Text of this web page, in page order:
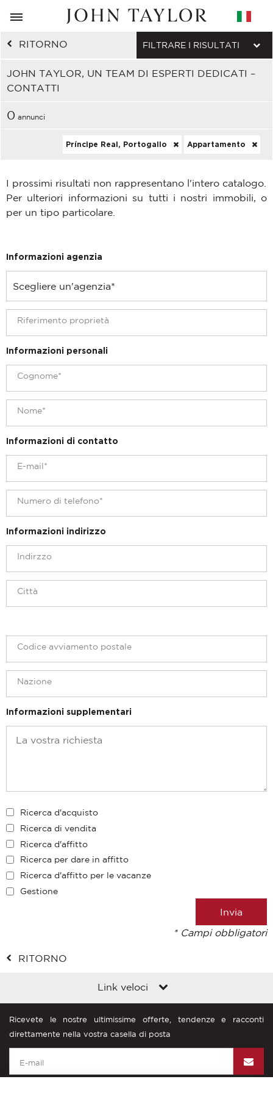
RITORNO
JOHN TAYLOR, UN TEAM DI ESPERTI DEDICATI –
CONTATTI
FILTRARE I RISULTATI
0 annunci
Príncipe Real, Portogallo Appartamento
I prossimi risultati non rappresentano l'intero catalogo.
Per ulteriori informazioni su tutti i nostri immobili, o
per un tipo particolare.
Informazioni agenzia
Informazioni personali
Informazioni di contatto
Informazioni indirizzo
Informazioni supplementari
Ricerca d'acquisto
Ricerca di vendita
Ricerca d'affitto
Ricerca per dare in affitto
Ricerca d'affitto per le vacanze
Gestione
* Campi obbligatori
RITORNO
Link veloci
Ricevete le nostre ultimissime offerte, tendenze e racconti
direttamente nella vostra casella di posta